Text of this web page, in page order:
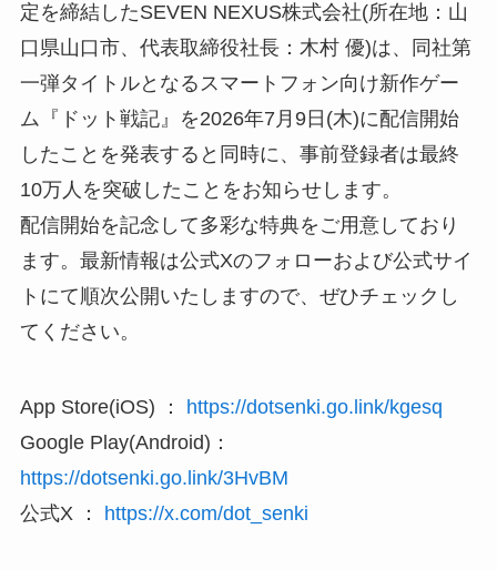
定を締結したSEVEN NEXUS株式会社(所在地：山
口県山口市、代表取締役社長：木村 優)は、同社第
一弾タイトルとなるスマートフォン向け新作ゲー
ム『ドット戦記』を2026年7月9日(木)に配信開始
したことを発表すると同時に、事前登録者は最終
10万人を突破したことをお知らせします。
配信開始を記念して多彩な特典をご用意しており
ます。最新情報は公式Xのフォローおよび公式サイ
トにて順次公開いたしますので、ぜひチェックし
てください。
App Store(iOS) ：
https://dotsenki.go.link/kgesq
Google Play(Android)：
https://dotsenki.go.link/3HvBM
公式X ：
https://x.com/dot_senki